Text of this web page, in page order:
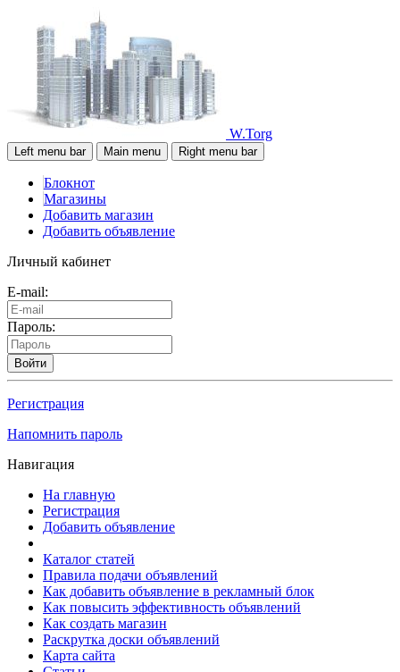
W.Torg
Left menu bar Main menu Right menu bar
Блокнот
Магазины
Добавить магазин
Добавить объявление
Личный кабинет
E-mail:
Пароль:
Войти
Регистрация
Напомнить пароль
Навигация
На главную
Регистрация
Добавить объявление
Каталог статей
Правила подачи объявлений
Как добавить объявление в рекламный блок
Как повысить эффективность объявлений
Как создать магазин
Раскрутка доски объявлений
Карта сайта